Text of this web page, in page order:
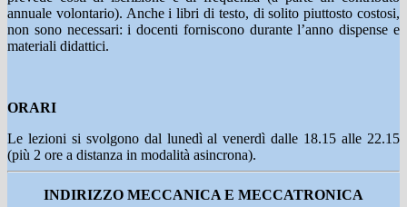
annuale volontario). Anche i libri di testo, di solito piuttosto costosi,
non sono necessari: i docenti forniscono durante l’anno dispense e
materiali didattici.
ORARI
Le lezioni si svolgono dal lunedì al venerdì dalle 18.15 alle 22.15
(più 2 ore a distanza in modalità asincrona).
INDIRIZZO MECCANICA E MECCATRONICA